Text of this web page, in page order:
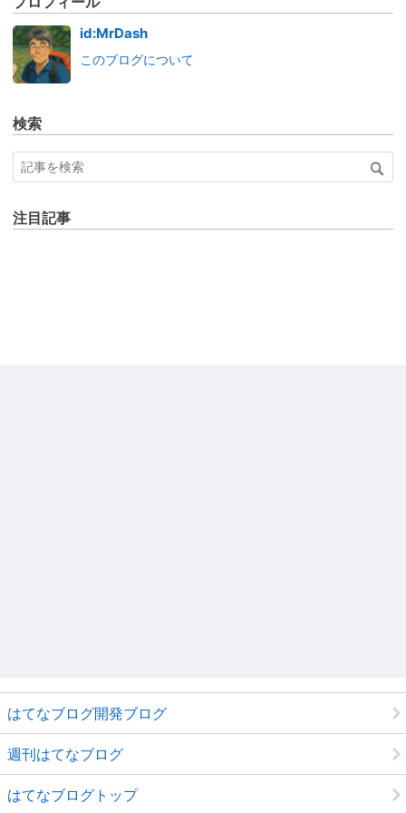
id:MrDash
このブログについて
検索
注目記事
はてなブログ開発ブログ
週刊はてなブログ
はてなブログトップ